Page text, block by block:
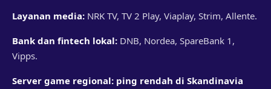
Layanan media: NRK TV, TV 2 Play, Viaplay, Strim, Allente.
Bank dan fintech lokal: DNB, Nordea, SpareBank 1,
Vipps.
Server game regional: ping rendah di Skandinavia